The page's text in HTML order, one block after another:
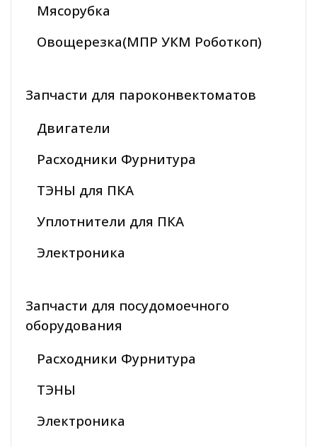
Мясорубка
Овощерезка(МПР УКМ Роботкоп)
Запчасти для пароконвектоматов
Двигатели
Расходники Фурнитура
ТЭНЫ для ПКА
Уплотнители для ПКА
Электроника
Запчасти для посудомоечного
оборудования
Расходники Фурнитура
ТЭНЫ
Электроника